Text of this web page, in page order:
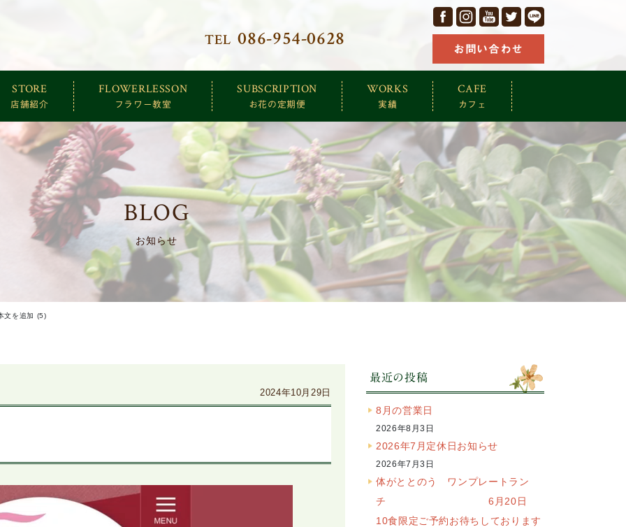
リー
TEL 086-954-0628
facebookInstagram
YouTube
Twitter
お問い合わせ
STORE
店舗紹介
FLOWERLESSON
フラワー教室
SUBSCRIPTION
お花の定期便
WORKS
実績
CAFE
カフェ
BLOG
お知らせ
文を追加 (5)
2024年10月29日
最近の投稿
8月の営業日
2026年8月3日
2026年7月定休日お知らせ
2026年7月3日
体がととのう ワンプレートラン
チ 6月20日
10食限定ご予約お待ちしております